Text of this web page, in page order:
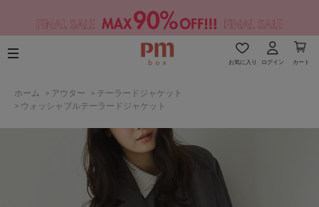
お気に入り ログイン カート
ホーム > アウター > テーラードジャケット
> ウォッシャブルテーラードジャケット